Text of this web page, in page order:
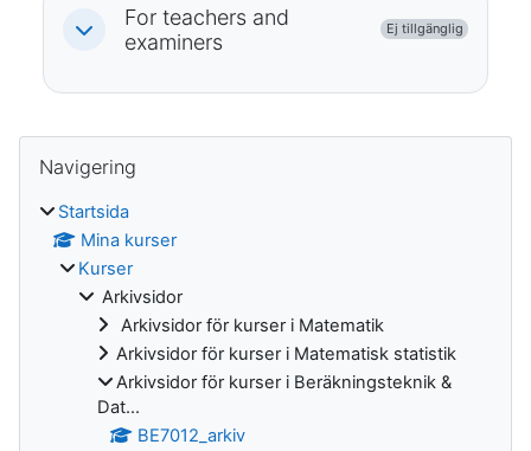
Fäll ihop
For teachers and
examiners
Ej tillgänglig
Block
Navigering
Startsida
Mina kurser
Kurser
Arkivsidor
Arkivsidor för kurser i Matematik
Arkivsidor för kurser i Matematisk statistik
Arkivsidor för kurser i Beräkningsteknik &
Dat...
BE7012_arkiv